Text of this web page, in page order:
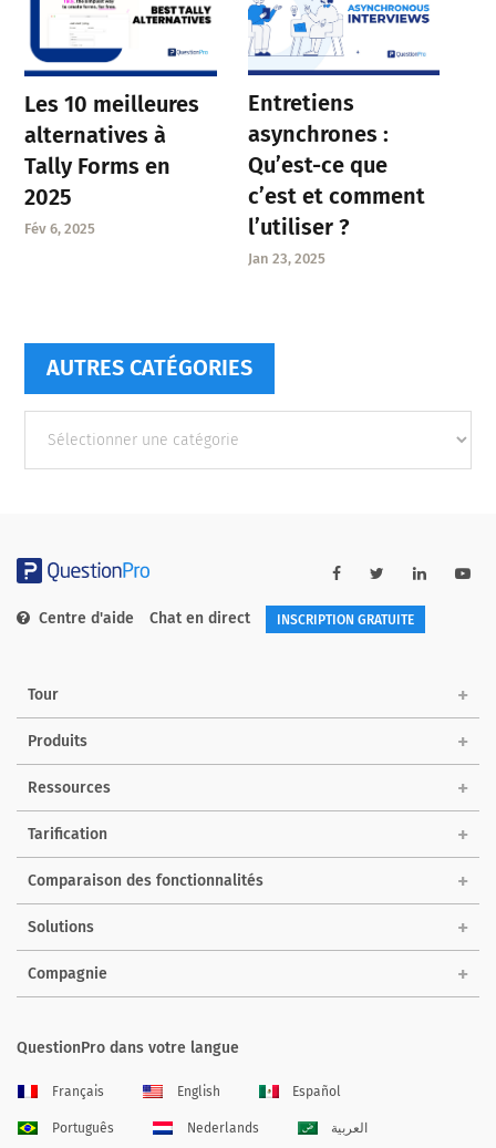
Les 10 meilleures
alternatives à
Tally Forms en
2025
Fév 6, 2025
Entretiens
asynchrones :
Qu’est-ce que
c’est et comment
l’utiliser ?
Jan 23, 2025
AUTRES CATÉGORIES
catégories
Centre d'aide Chat en direct INSCRIPTION GRATUITE
Tour
Produits
Ressources
Tarification
Comparaison des fonctionnalités
Solutions
Compagnie
QuestionPro dans votre langue
Français English Español
Português Nederlands العربية